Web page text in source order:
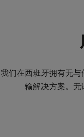
我们在西班牙拥有无
输解决方案。无